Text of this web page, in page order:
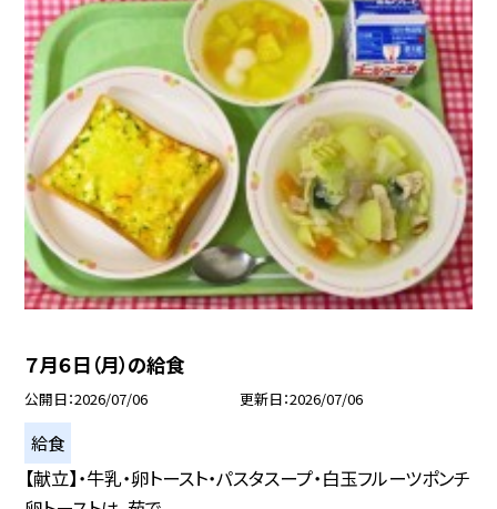
７月６日（月）の給食
公開日 2026/07/06 更新日 2026/07/06
給食
【献立】・牛乳・卵トースト・パスタスープ・白玉フルーツポンチ